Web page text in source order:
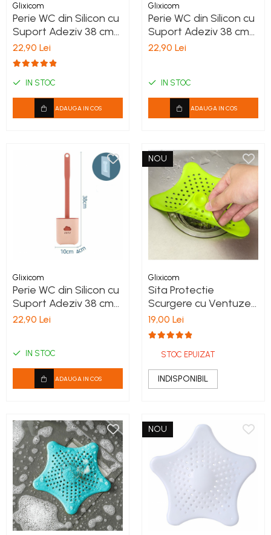
Glixicom
Perie WC din Silicon cu
Suport Adeziv 38 cm
Alb - Gri G Glixicom®
22,90 Lei
IN STOC
ADAUGA IN COS
Glixicom
Perie WC din Silicon cu
Suport Adeziv 38 cm
Albastru - Galben
22,90 Lei
IN STOC
ADAUGA IN COS
Glixicom
Perie WC din Silicon cu
Suport Adeziv 38 cm
Roz G Glixicom®
22,90 Lei
IN STOC
ADAUGA IN COS
NOU
Glixicom
Sita Protectie
Scurgere cu Ventuze
din Silicon pentru
Chiuveta Cada Dus
G Glixicom®
19,00 Lei
STOC EPUIZAT
INDISPONIBIL
NOU